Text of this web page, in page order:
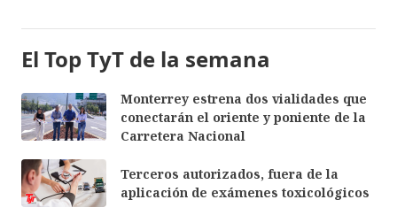
El Top TyT de la semana
Monterrey estrena dos vialidades que
conectarán el oriente y poniente de la
Carretera Nacional
Terceros autorizados, fuera de la
aplicación de exámenes toxicológicos